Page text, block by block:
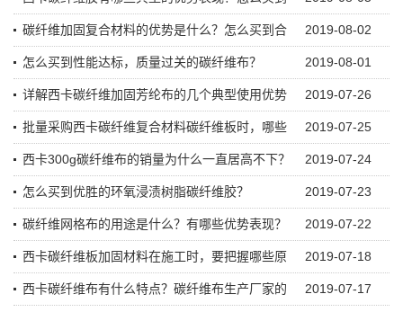
2019-08-02
碳纤维加固复合材料的优势是什么？怎么买到合
2019-08-01
怎么买到性能达标，质量过关的碳纤维布？
2019-07-26
详解西卡碳纤维加固芳纶布的几个典型使用优势
2019-07-25
批量采购西卡碳纤维复合材料碳纤维板时，哪些
2019-07-24
西卡300g碳纤维布的销量为什么一直居高不下？
2019-07-23
怎么买到优胜的环氧浸渍树脂碳纤维胶？
2019-07-22
碳纤维网格布的用途是什么？有哪些优势表现？
2019-07-18
西卡碳纤维板加固材料在施工时，要把握哪些原
2019-07-17
西卡碳纤维布有什么特点？碳纤维布生产厂家的